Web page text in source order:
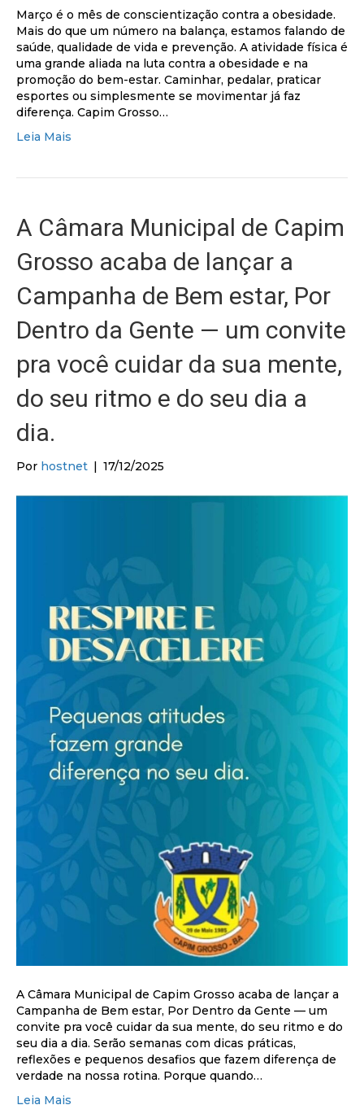
Março é o mês de conscientização contra a obesidade.
Mais do que um número na balança, estamos falando de
saúde, qualidade de vida e prevenção. A atividade física é
uma grande aliada na luta contra a obesidade e na
promoção do bem-estar. Caminhar, pedalar, praticar
esportes ou simplesmente se movimentar já faz
diferença. Capim Grosso…
Leia Mais
A Câmara Municipal de Capim
Grosso acaba de lançar a
Campanha de Bem estar, Por
Dentro da Gente — um convite
pra você cuidar da sua mente,
do seu ritmo e do seu dia a
dia.
Por hostnet | 17/12/2025
A Câmara Municipal de Capim Grosso acaba de lançar a
Campanha de Bem estar, Por Dentro da Gente — um
convite pra você cuidar da sua mente, do seu ritmo e do
seu dia a dia. Serão semanas com dicas práticas,
reflexões e pequenos desafios que fazem diferença de
verdade na nossa rotina. Porque quando…
Leia Mais